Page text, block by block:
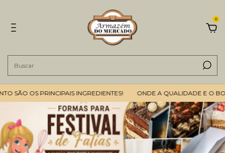
0
OS PRINCIPAIS INGREDIENTES! ONDE A QUALIDADE E O BOM